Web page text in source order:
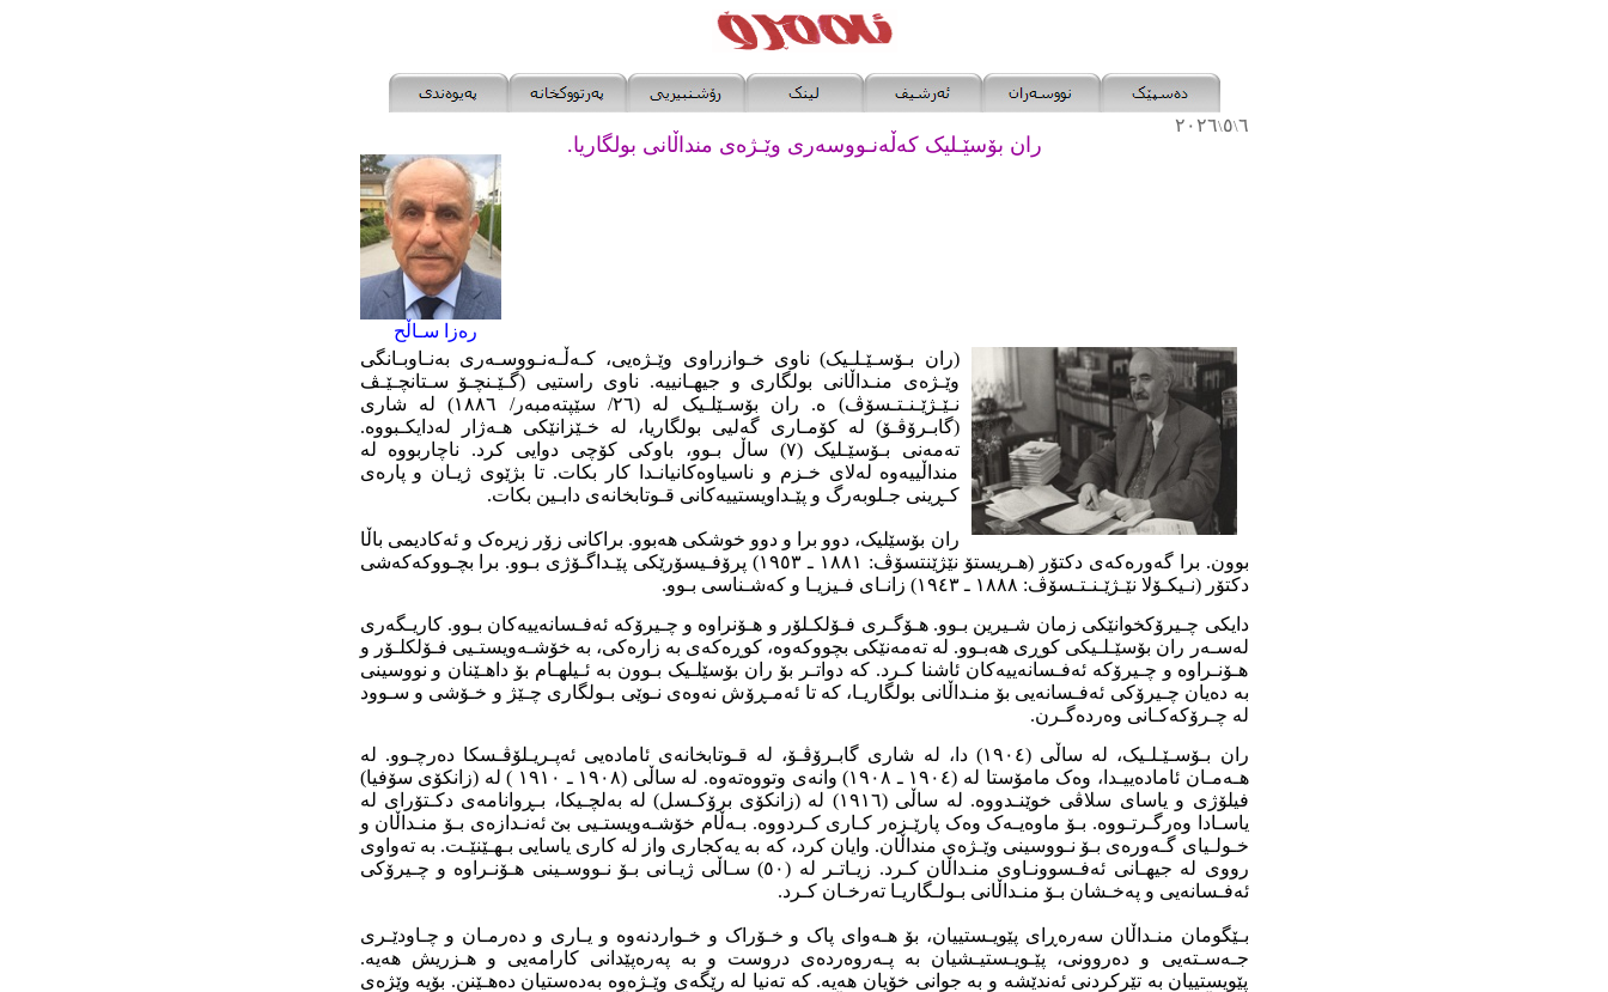
٦\٥\٢٠٢٦
ران بۆسێـلیک کەڵەنـووسەری وێـژەی منداڵانی بولگاریا.
رەزا سـاڵح
(ران بـۆسـێـلـیک) ناوی خـوازراوی وێـژەیی، کـەڵـەنـووسـەری بەنـاوبـانگی
وێـژەی منـداڵانی بولگاری و جیهـانییە. ناوی راستیی (گـێـنچـۆ سـتانچـێـڤ
نـێـژێـنـتـسۆڤ) ە. ران بۆسـێلـیک لە (٢٦/ سێپتەمبەر/ ١٨٨٦) لە شاری
(گابـرۆڤـۆ) لە کۆمـاری گەلیی بولگاریا، لە خـێزانێکی هـەژار لەدایکـبووە.
تەمەنی بـۆسێـلیک (٧) ساڵ بـوو، باوکی کۆچی دوایی کرد. ناچاربووە لە
منداڵییەوە لەلای خـزم و ناسیاوەکانیانـدا کار بکات. تا بژێوی ژیـان و پارەی
کـڕینی جـلوبەرگ و پێـداویستییەکانی قـوتابخانەی دابـین بکات.
ران بۆسێلیک، دوو برا و دوو خوشکی هەبوو. براکانی زۆر زیرەک و ئەکادیمی باڵا
بوون. برا گەورەکەی دکتۆر (هـریستۆ نێژێنتسۆڤ: ١٨٨١ ـ ١٩٥٣) پرۆفـیسۆرێکی پێـداگـۆژی بـوو. برا بچـووکەکەشی
دکتۆر (نـیکـۆلا نێـژێـنـتـسۆڤ: ١٨٨٨ ـ ١٩٤٣) زانـای فـیزیـا و کەشـناسی بـوو.
دایکی چـیرۆکخوانێکی زمان شـیرین بـوو. هـۆگـری فـۆلکـلۆر و هـۆنراوە و چـیرۆکە ئەفـسانەییەکان بـوو. کاریـگەری
لەسـەر ران بۆسێـلـیکی کوڕی هەبـوو. لە تەمەنێکی بچووکەوە، کوڕەکەی بە زارەکی، بە خۆشـەویستـیی فـۆلکلـۆر و
هـۆنـراوە و چـیرۆکە ئەفـسانەییەکان ئاشنا کـرد. کە دواتـر بۆ ران بۆسێلـیک بـوون بە ئـیلهـام بۆ داهـێنان و نووسینی
بە دەیان چـیرۆکی ئەفـسانەیی بۆ منـداڵانی بولگاریـا، کە تا ئەمـڕۆش نەوەی نـوێی بـولگاری چـێژ و خـۆشی و سـوود
لە چـرۆکەکـانی وەردەگـرن.
ران بـۆسـێـلـیک، لە ساڵی (١٩٠٤) دا، لە شاری گابـرۆڤـۆ، لە قـوتابخانەی ئامادەیی ئەپـریـلۆڤـسکا دەرچـوو. لە
هـەمـان ئامادەییـدا، وەک مامۆستا لە (١٩٠٤ ـ ١٩٠٨) وانەی وتووەتەوە. لە ساڵی (١٩٠٨ ـ ١٩١٠ ) لە (زانکۆی سۆفیا)
فیلۆژی و یاسای سلاڤی خوێنـدووە. لە ساڵی (١٩١٦) لە (زانکۆی برۆکـسل) لە بەلچـیکا، بـڕوانامەی دکـتۆرای لە
یاسـادا وەرگـرتـووە. بـۆ ماوەیـەک وەک پارێـزەر کـاری کـردووە. بـەڵام خۆشـەویستـیی بێ ئەنـدازەی بـۆ منـداڵان و
خـولـیای گـەورەی بـۆ نـووسینی وێـژەی منداڵان. وایان کرد، کە بە یەکجاری واز لە کاری یاسایی بـهـێنێـت. بە تەواوی
رووی لە جیهـانی ئەفـسوونـاوی منـداڵان کـرد. زیـاتـر لە (٥٠) سـاڵی ژیـانی بـۆ نـووسـینی هـۆنـراوە و چـیرۆکی
ئەفـسانەیی و پەخـشان بـۆ منـداڵانی بـولـگاریـا تەرخـان کـرد.
بـێگومان منـداڵان سەرەڕای پێویـستییان، بۆ هـەوای پاک و خـۆراک و خـواردنەوە و یـاری و دەرمـان و چـاودێـری
جـەسـتەیی و دەروونی، پێـویـستیـشیان بە پـەروەردەی دروست و بە پەرەپێدانی کارامەیی و هـزریش هەیە.
پێویستییان بە تێرکردنی ئەندێشە و بە جوانی خۆیان هەیە. کە تەنیا لە رێگەی وێـژەوە بەدەستیان دەهـێنن. بۆیە وێژەی